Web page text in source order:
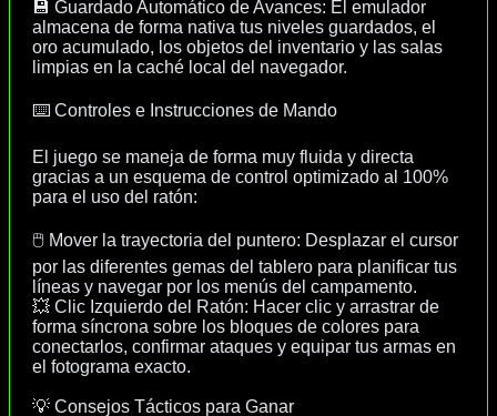
💾 Guardado Automático de Avances: El emulador
almacena de forma nativa tus niveles guardados, el
oro acumulado, los objetos del inventario y las salas
limpias en la caché local del navegador.
⌨️ Controles e Instrucciones de Mando
El juego se maneja de forma muy fluida y directa
gracias a un esquema de control optimizado al 100%
para el uso del ratón:
🖱️ Mover la trayectoria del puntero: Desplazar el cursor
por las diferentes gemas del tablero para planificar tus
líneas y navegar por los menús del campamento.
💥 Clic Izquierdo del Ratón: Hacer clic y arrastrar de
forma síncrona sobre los bloques de colores para
conectarlos, confirmar ataques y equipar tus armas en
el fotograma exacto.
💡 Consejos Tácticos para Ganar